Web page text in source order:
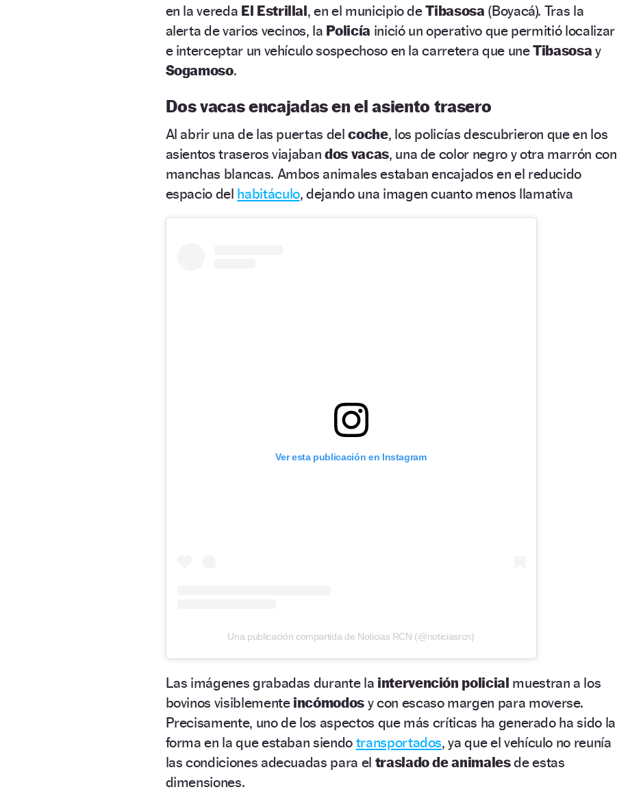
en la vereda El Estrillal, en el municipio deTibasosa (Boyacá). Tras la
alerta de varios vecinos, la Policía inició un operativo que permitió localizar
e interceptar un vehículo sospechoso en la carretera que uneTibasosa y
Sogamoso.
Dos vacas encajadas en el asiento trasero
Al abrir una de las puertas delcoche, los policías descubrieron que en los
asientos traseros viajabandos vacas, una de color negro y otra marrón con
manchas blancas. Ambos animales estaban encajados en el reducido
espacio del habitáculo, dejando una imagen cuanto menos llamativa
Ver esta publicación en Instagram
Una publicación compartida de Noticias RCN (@noticiasrcn)
Las imágenes grabadas durante la intervención policial muestran a los
bovinos visiblemente incómodos y con escaso margen para moverse.
Precisamente, uno de los aspectos que más críticas ha generado ha sido la
forma en la que estaban siendo transportados, ya que el vehículo no reunía
las condiciones adecuadas para el traslado de animalesde estas
dimensiones.